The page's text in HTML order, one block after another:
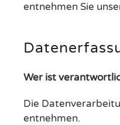
entnehmen Sie
Wer ist
Die
entnehmen.